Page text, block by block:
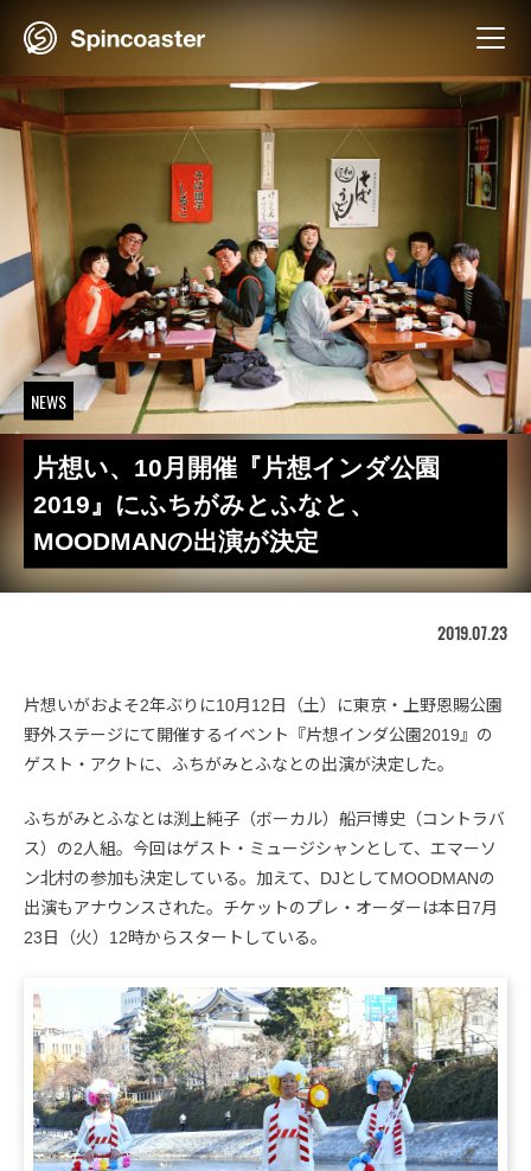
NEWS
片想い、10月開催『片想インダ公園
2019』にふちがみとふなと、
MOODMANの出演が決定
2019.07.23
片想いがおよそ2年ぶりに10月12日（土）に東京・上野恩賜公園
野外ステージにて開催するイベント『片想インダ公園2019』の
ゲスト・アクトに、ふちがみとふなとの出演が決定した。
ふちがみとふなとは渕上純子（ボーカル）船戸博史（コントラバ
ス）の2人組。今回はゲスト・ミュージシャンとして、エマーソ
ン北村の参加も決定している。加えて、DJとしてMOODMANの
出演もアナウンスされた。チケットのプレ・オーダーは本日7月
23日（火）12時からスタートしている。